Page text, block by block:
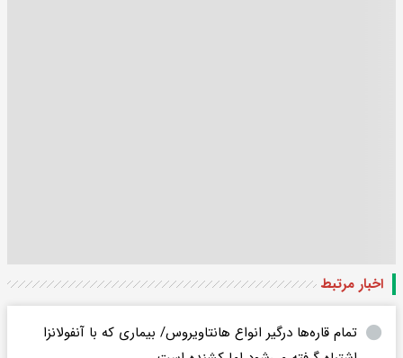
اخبار مرتبط
تمام قاره‌‌ها درگیر انواع‌‌ هانتاویروس/ بیماری که با آنفولانزا